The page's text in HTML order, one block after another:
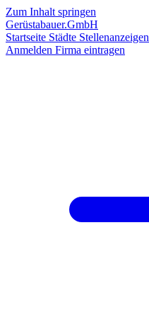
Zum Inhalt springen
Gerüstabauer.GmbH
Startseite Städte Stellenanzeigen
Anmelden Firma eintragen